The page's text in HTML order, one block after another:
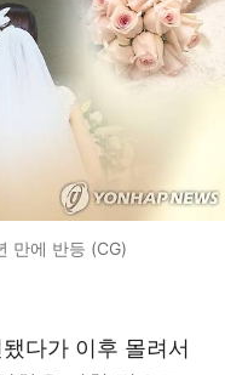
만에 반등 (CG)
다가 이후 몰려서